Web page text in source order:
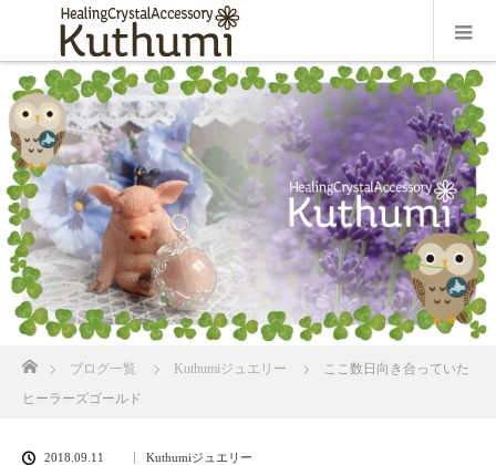
ブログ一覧 Kuthumiジュエリー
ここ数日向き合っていた
ヒーラーズゴールド
2018.09.11 Kuthumiジュエリー